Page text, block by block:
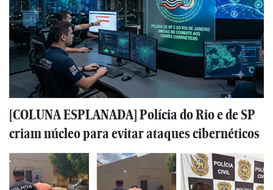
[COLUNA ESPLANADA] Polícia do Rio e de SP
criam núcleo para evitar ataques cibernéticos